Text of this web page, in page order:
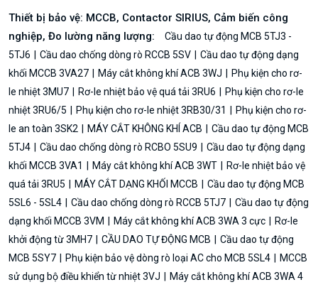
Thiết bị bảo vệ: MCCB, Contactor SIRIUS, Cảm biến công
nghiệp, Đo lường năng lượng:
Cầu dao tự động MCB 5TJ3 -
5TJ6
Cầu dao chống dòng rò RCCB 5SV
Cầu dao tự động dạng
khối MCCB 3VA27
Máy cắt không khí ACB 3WJ
Phụ kiện cho rơ-
le nhiệt 3MU7
Rơ-le nhiệt bảo vệ quá tải 3RU6
Phụ kiện cho rơ-le
nhiệt 3RU6/5
Phụ kiện cho rơ-le nhiệt 3RB30/31
Phụ kiện cho rơ-
le an toàn 3SK2
MÁY CẮT KHÔNG KHÍ ACB
Cầu dao tự động MCB
5TJ4
Cầu dao chống dòng rò RCBO 5SU9
Cầu dao tự động dạng
khối MCCB 3VA1
Máy cắt không khí ACB 3WT
Rơ-le nhiệt bảo vệ
quá tải 3RU5
MÁY CẮT DẠNG KHỐI MCCB
Cầu dao tự động MCB
5SL6 - 5SL4
Cầu dao chống dòng rò RCCB 5TJ7
Cầu dao tự động
dạng khối MCCB 3VM
Máy cắt không khí ACB 3WA 3 cực
Rơ-le
khởi động từ 3MH7
CẦU DAO TỰ ĐỘNG MCB
Cầu dao tự động
MCB 5SY7
Phụ kiện bảo vệ dòng rò loại AC cho MCB 5SL4
MCCB
sử dụng bộ điều khiển từ nhiệt 3VJ
Máy cắt không khí ACB 3WA 4